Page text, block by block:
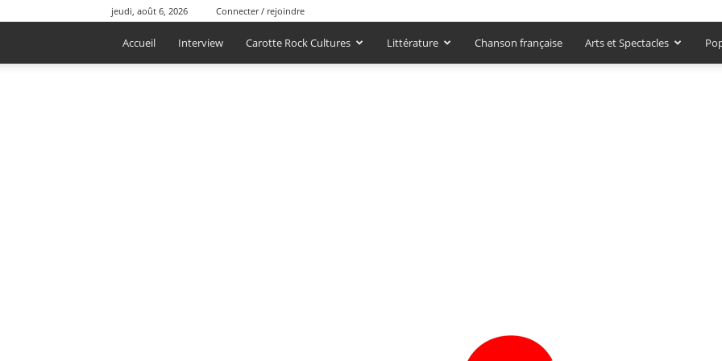
jeudi, août 6, 2026 Connecter / rejoindre
Accueil Interview Carotte Rock Cultures Littérature Chanson française Arts et Spectacles